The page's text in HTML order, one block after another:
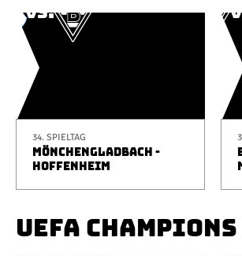
34. SPIELTAG
MÖNCHENGLADBACH -
HOFFENHEIM
UEFA